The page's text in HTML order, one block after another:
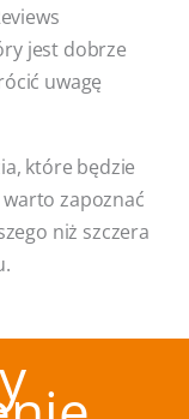
jest dobrze
uwagę
które będzie
warto zapoznać
niż szczera